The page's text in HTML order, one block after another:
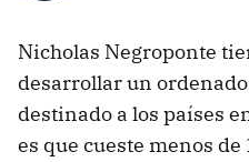
Nicholas Negroponte
desarrollar un
destinado a los países
es que cueste menos